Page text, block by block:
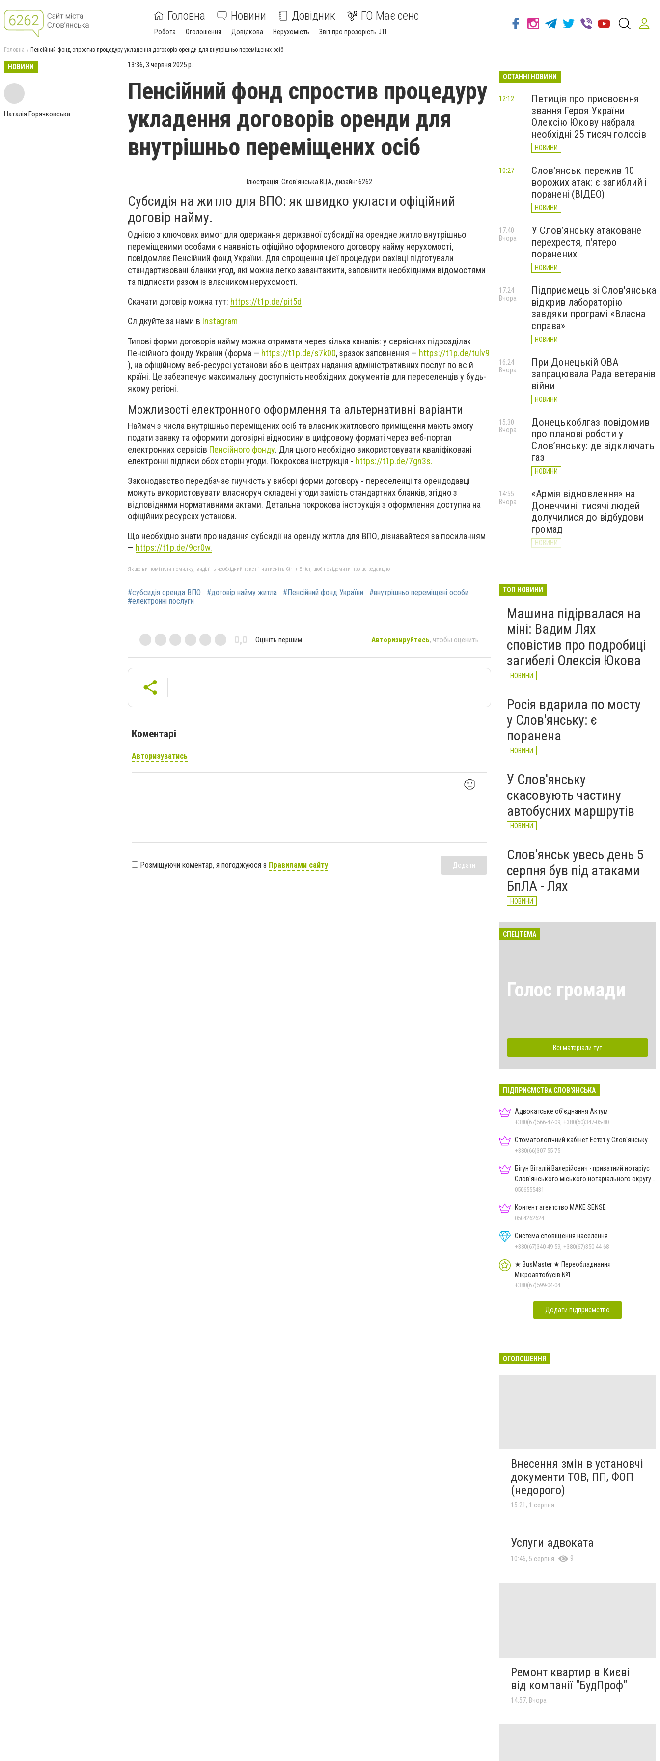
Головна Новини Довідник ГО Має сенс
Робота Оголошення Довідкова Нерухомість Звіт про прозорість JTI
Головна Пенсійний фонд спростив процедуру укладення договорів оренди для внутрішньо переміщених осіб
НОВИНИ
Наталія Горячковська
13:36, 3 червня 2025 р.
Пенсійний фонд спростив процедуру
укладення договорів оренди для
внутрішньо переміщених осіб
Ілюстрація: Слов'янська ВЦА, дизайн: 6262
Субсидія на житло для ВПО: як швидко укласти офіційний
договір найму.
Однією з ключових вимог для одержання державної субсидії на орендне житло внутрішньо
переміщеними особами є наявність офіційно оформленого договору найму нерухомості,
повідомляє Пенсійний фонд України. Для спрощення цієї процедури фахівці підготували
стандартизовані бланки угод, які можна легко завантажити, заповнити необхідними відомостями
та підписати разом із власником нерухомості.
Скачати договір можна тут: https://t1p.de/pit5d
Слідкуйте за нами в Instagram
Типові форми договорів найму можна отримати через кілька каналів: у сервісних підрозділах
Пенсійного фонду України (форма — https://t1p.de/s7k00, зразок заповнення — https://t1p.de/tulv9
), на офіційному веб-ресурсі установи або в центрах надання адміністративних послуг по всій
країні. Це забезпечує максимальну доступність необхідних документів для переселенців у будь-
якому регіоні.
Можливості електронного оформлення та альтернативні варіанти
Наймач з числа внутрішньо переміщених осіб та власник житлового приміщення мають змогу
подати заявку та оформити договірні відносини в цифровому форматі через веб-портал
електронних сервісів Пенсійного фонду. Для цього необхідно використовувати кваліфіковані
електронні підписи обох сторін угоди. Покрокова інструкція - https://t1p.de/7gn3s.
Законодавство передбачає гнучкість у виборі форми договору - переселенці та орендодавці
можуть використовувати власноруч складені угоди замість стандартних бланків, згідно з
відповідними нормативними актами. Детальна покрокова інструкція з оформлення доступна на
офіційних ресурсах установи.
Що необхідно знати про надання субсидії на оренду житла для ВПО, дізнавайтеся за посиланням
— https://t1p.de/9cr0w.
Якщо ви помітили помилку, виділіть необхідний текст і натисніть Ctrl + Enter, щоб повідомити про це редакцію
#субсидія оренда ВПО #договір найму житла #Пенсійний фонд України
#внутрішньо переміщені особи
#електронні послуги
0,0 Оцініть першим Авторизируйтесь, чтобы оценить
Коментарі
Авторизуватись
🙂
Розміщуючи коментар, я погоджуюся з Правилами сайту Додати
ОСТАННІ НОВИНИ
Петиція про присвоєння
звання Героя України
Олексію Юкову набрала
необхідні 25 тисяч голосів
НОВИНИ
12:12
Слов'янськ пережив 10
ворожих атак: є загиблий і
поранені (ВІДЕО)
НОВИНИ
10:27
У Слов’янську атаковане
перехрестя, п'ятеро
поранених
НОВИНИ
17:40
Вчора
Підприємець зі Слов'янська
відкрив лабораторію
завдяки програмі «Власна
справа»
НОВИНИ
17:24
Вчора
При Донецькій ОВА
запрацювала Рада ветеранів
війни
НОВИНИ
16:24
Вчора
Донецькоблгаз повідомив
про планові роботи у
Слов’янську: де відключать
газ
НОВИНИ
15:30
Вчора
«Армія відновлення» на
Донеччині: тисячі людей
долучилися до відбудови
громад
НОВИНИ
14:55
Вчора
працюють на Донеччині
НОВИНИ
ТОП НОВИНИ
Машина підірвалася на
міні: Вадим Лях
сповістив про подробиці
загибелі Олексія Юкова
НОВИНИ
Росія вдарила по мосту
у Слов'янську: є
поранена
НОВИНИ
У Слов'янську
скасовують частину
автобусних маршрутів
НОВИНИ
Слов'янськ увесь день 5
серпня був під атаками
БпЛА - Лях
НОВИНИ
СПЕЦТЕМА
Голос громади
Всі матеріали тут
ПІДПРИЄМСТВА СЛОВ'ЯНСЬКА
Адвокатське об'єднання Актум
+380(67)566-47-09, +380(50)347-05-80
Стоматологічний кабінет Естет у Слов'янську
+380(66)307-55-75
Бігун Віталій Валерійович - приватний нотаріус
Слов'янського міського нотаріального округу
Дон.обл.
0506555431
Контент агентство MAKE SENSE
0504262624
Система сповіщення населення
+380(67)340-49-59, +380(67)350-44-68
★ BusMaster ★ Переобладнання
Мікроавтобусів №1
+380(67)599-04-04
Додати підприємство
ОГОЛОШЕННЯ
Внесення змін в установчі
документи ТОВ, ПП, ФОП
(недорого)
15:21, 1 серпня
Услуги адвоката
10:46, 5 серпня 9
Ремонт квартир в Києві
від компанії "БудПроф"
14:57, Вчора